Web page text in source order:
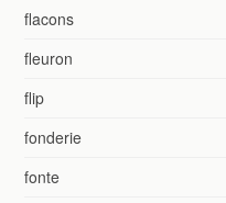
flacons
fleuron
flip
fonderie
fonte